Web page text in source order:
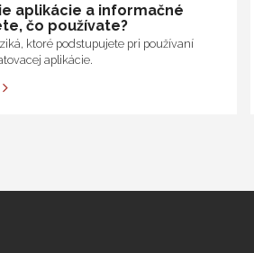
aplikácie a informačné
čo používate?
ktoré podstupujete pri používaní
aplikácie.